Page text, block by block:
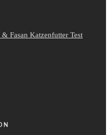
Fasan Katzenfutter Test